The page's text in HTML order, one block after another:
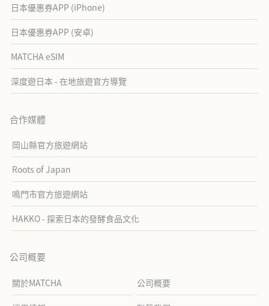
日本優惠券APP (iPhone)
日本優惠券APP (安卓)
MATCHA eSIM
深度遊日本 - 在地旅遊官方導覽
合作媒體
岡山縣官方旅遊網站
Roots of Japan
鳴門市官方旅遊網站
HAKKO - 探索日本的發酵食品文化
公司概要
關於MATCHA 公司概要